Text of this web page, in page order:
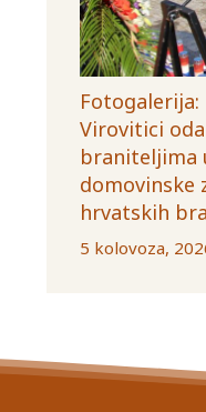
Virovitici
braniteljima
domovinske
hrvatskih
5 kolovoza,